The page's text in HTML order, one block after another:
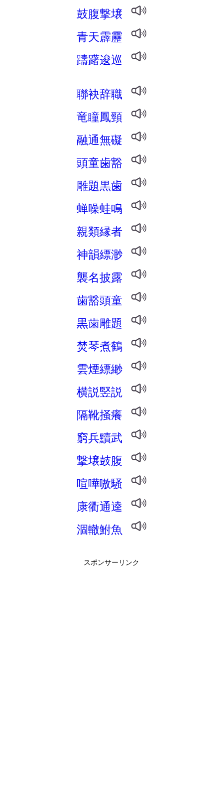
鼓腹撃壌
青天霹靂
躊躇逡巡
聯袂辞職
竜瞳鳳頸
融通無礙
頭童歯豁
雕題黒歯
蝉噪蛙鳴
親類縁者
神韻縹渺
襲名披露
歯豁頭童
黒歯雕題
焚琴煮鶴
雲煙縹緲
横説竪説
隔靴掻癢
窮兵黷武
撃壌鼓腹
喧嘩嗷騒
康衢通逵
涸轍鮒魚
スポンサーリンク